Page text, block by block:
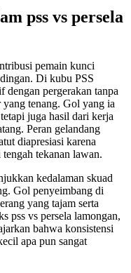
pss vs persela
pemain kunci
Di kubu PSS
dengan pergerakan tanpa
yang tenang. Gol yang ia
juga hasil dari kerja
Peran gelandang
diapresiasi karena
tekanan lawan.
kedalaman skuad
Gol penyeimbang di
yang tajam serta
pss vs persela lamongan,
bahwa konsistensi
apa pun sangat